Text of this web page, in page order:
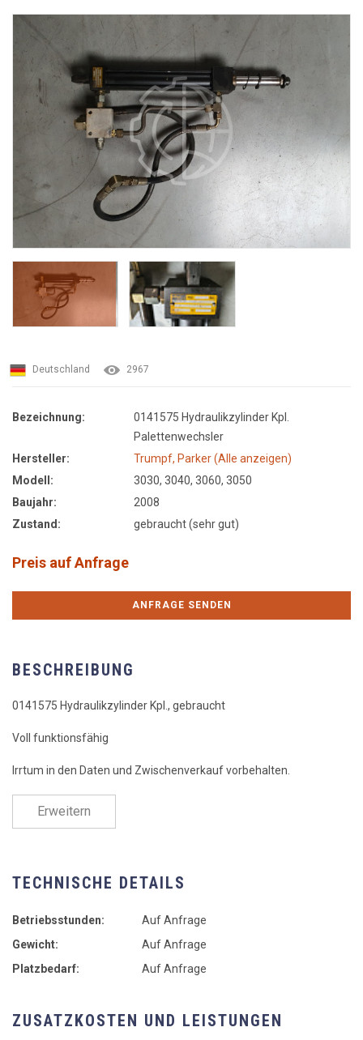
Deutschland 2967
Bezeichnung:
0141575 Hydraulikzylinder Kpl.
Palettenwechsler
Hersteller:
Trumpf, Parker (Alle anzeigen)
Modell:
3030, 3040, 3060, 3050
Baujahr:
2008
Zustand:
gebraucht (sehr gut)
Preis auf Anfrage
ANFRAGE SENDEN
BESCHREIBUNG
0141575 Hydraulikzylinder Kpl., gebraucht
Voll funktionsfähig
Irrtum in den Daten und Zwischenverkauf vorbehalten.
Erweitern
TECHNISCHE DETAILS
Betriebsstunden:
Auf Anfrage
Gewicht:
Auf Anfrage
Platzbedarf:
Auf Anfrage
ZUSATZKOSTEN UND LEISTUNGEN